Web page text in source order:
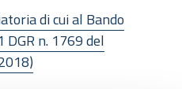
di cui al Bando
n. 1769 del